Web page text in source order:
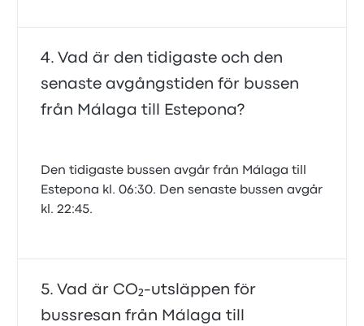
Vad är den tidigaste och den
senaste avgångstiden för bussen
från Málaga till Estepona?
Den tidigaste bussen avgår från Málaga till
Estepona kl. 06:30. Den senaste bussen avgår
kl. 22:45.
Vad är CO₂-utsläppen för
bussresan från Málaga till